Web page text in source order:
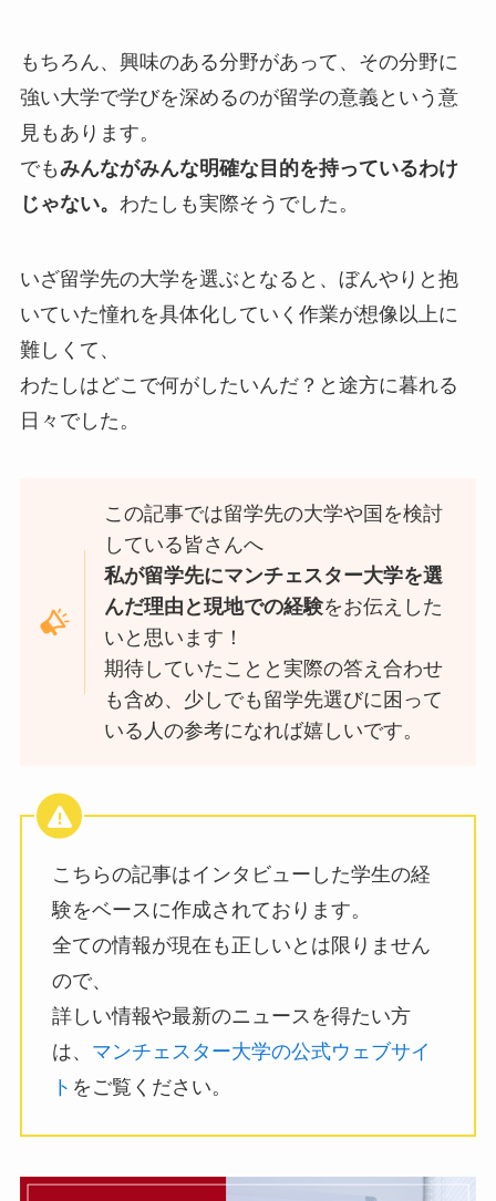
もちろん、興味のある分野があって、その分野に
強い大学で学びを深めるのが留学の意義という意
見もあります。
でもみんながみんな明確な目的を持っているわけ
じゃない。 わたしも実際そうでした。
いざ留学先の大学を選ぶとなると、ぼんやりと抱
いていた憧れを具体化していく作業が想像以上に
難しくて、
わたしはどこで何がしたいんだ？と途方に暮れる
日々でした。
この記事では留学先の大学や国を検討
している皆さんへ
私が留学先にマンチェスター大学を選
んだ理由と現地での経験をお伝えした
いと思います！
期待していたことと実際の答え合わせ
も含め、少しでも留学先選びに困って
いる人の参考になれば嬉しいです。
こちらの記事はインタビューした学生の経
験をベースに作成されております。
全ての情報が現在も正しいとは限りません
ので、
詳しい情報や最新のニュースを得たい方
は、 マンチェスター大学の公式ウェブサイ
ト をご覧ください。